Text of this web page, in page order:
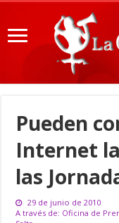
Pueden
Internet
las
29 de junio de 2010
A través de: Oficina de